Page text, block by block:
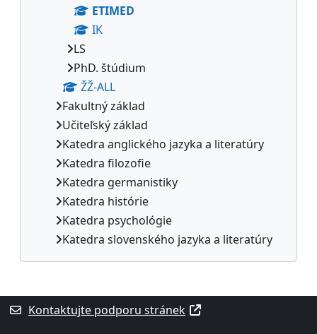
ETIMED
IK
LS
PhD. štúdium
ŽŽ-ALL
Fakultný základ
Učiteľský základ
Katedra anglického jazyka a literatúry
Katedra filozofie
Katedra germanistiky
Katedra histórie
Katedra psychológie
Katedra slovenského jazyka a literatúry
Supplementary blocks
Kontaktujte podporu stránek